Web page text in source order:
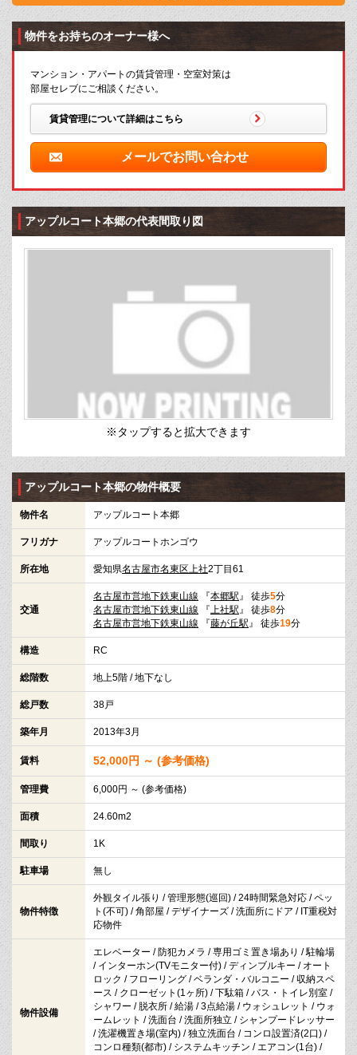
物件をお持ちのオーナー様へ
マンション・アパートの賃貸管理・空室対策は
部屋セレブにご相談ください。
賃貸管理について詳細はこちら
メールでお問い合わせ
アップルコート本郷の代表間取り図
※タップすると拡大できます
アップルコート本郷の物件概要
物件名 アップルコート本郷
フリガナ アップルコートホンゴウ
所在地 愛知県名古屋市名東区 上社2丁目61
交通
名古屋市営地下鉄東山線 『本郷駅 』 徒歩5分
名古屋市営地下鉄東山線 『 上社駅 』 徒歩8分
名古屋市営地下鉄東山線 『藤が丘駅 』 徒歩19分
構造 RC
総階数 地上5階 / 地下なし
総戸数 38戸
築年月 2013年3月
賃料 52,000円 ～ (参考価格)
管理費 6,000円 ～ (参考価格)
面積 24.60m2
間取り 1K
駐車場 無し
物件特徴
外観タイル張り / 管理形態(巡回) / 24時間緊急対応 / ペッ
ト(不可) / 角部屋 / デザイナーズ / 洗面所にドア / IT重税対
応物件
物件設備
エレベーター / 防犯カメラ / 専用ゴミ置き場あり / 駐輪場
/ インターホン(TVモニター付) / ディンブルキー / オート
ロック / フローリング / ベランダ・バルコニー / 収納スペ
ース / クローゼット(1ヶ所) / 下駄箱 / バス・トイレ別室 /
シャワー / 脱衣所 / 給湯 / 3点給湯 / ウォシュレット / ウォ
ームレット / 洗面台 / 洗面所独立 / シャンプードレッサー
/ 洗濯機置き場(室内) / 独立洗面台 / コンロ設置済(2口) /
コンロ種類(都市) / システムキッチン / エアコン(1台) /